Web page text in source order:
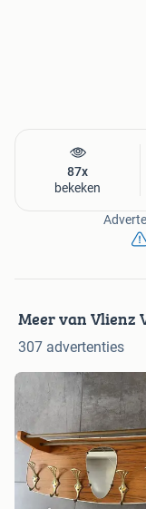
87x
bekeken
Meer van Vlienz
307 advertenties